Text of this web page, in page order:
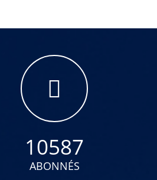
10587
ABONNÉS